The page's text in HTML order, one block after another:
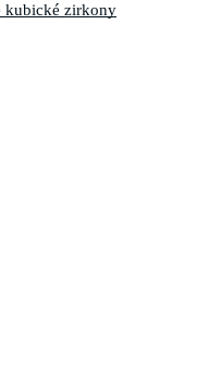
kubické zirkony